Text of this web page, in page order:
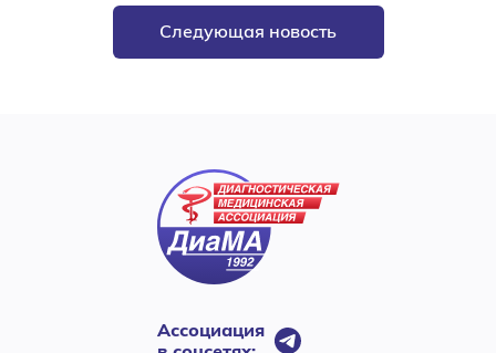
Следующая новость
Ассоциация